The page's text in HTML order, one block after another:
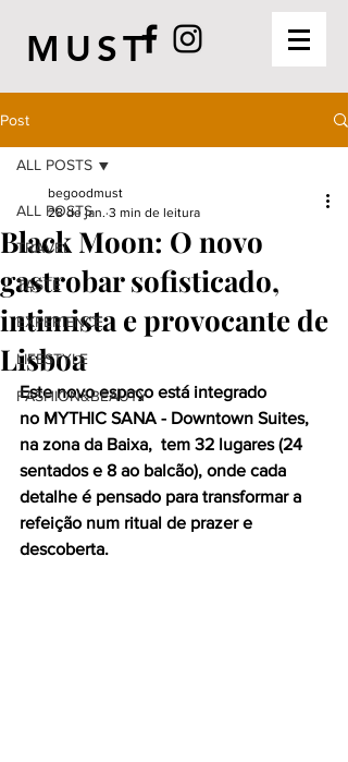
MUST
Post
ALL POSTS
TRAVEL
TASTE
EXPERIENCE
LIFESTYLE
FASHION&BEAUTY
ALL POSTS
Black Moon: O novo
gastrobar sofisticado,
intimista e provocante de
Lisboa
begoodmust
28 de jan. 3 min de leitura
Este novo espaço está integrado
no MYTHIC SANA - Downtown Suites,
na zona da Baixa,  tem 32 lugares (24
sentados e 8 ao balcão), onde cada
detalhe é pensado para transformar a
refeição num ritual de prazer e
descoberta.